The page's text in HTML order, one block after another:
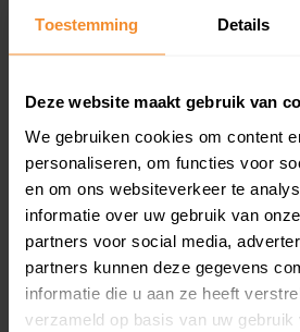
Toestemming Details
Deze website maakt gebruik van
We gebruiken cookies om content
personaliseren, om functies voor
en om ons websiteverkeer te
informatie over uw gebruik van
partners voor social media,
partners kunnen deze gegevens
informatie die u aan ze heeft
verzameld op basis van uw gebruik
en koopdatum) binnen een
inclusief een jaar lang gratis
koopsommen.
Bekijk product
Direct leverbaar
Kadastrale kaart pakket